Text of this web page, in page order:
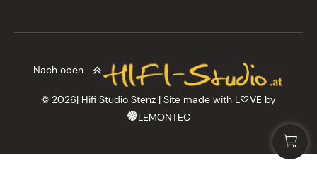
Nach oben
© 2026| Hifi Studio Stenz | Site made with L
VE by
LEMONTEC